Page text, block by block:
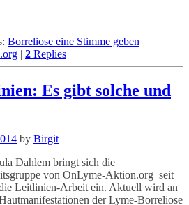
Borreliose eine Stimme geben
| 2 Replies
Es gibt solche und
by Birgit
Dahlem bringt sich die
von OnLyme-Aktion.org seit
Leitlinien-Arbeit ein. Aktuell wird an
der Lyme-Borreliose